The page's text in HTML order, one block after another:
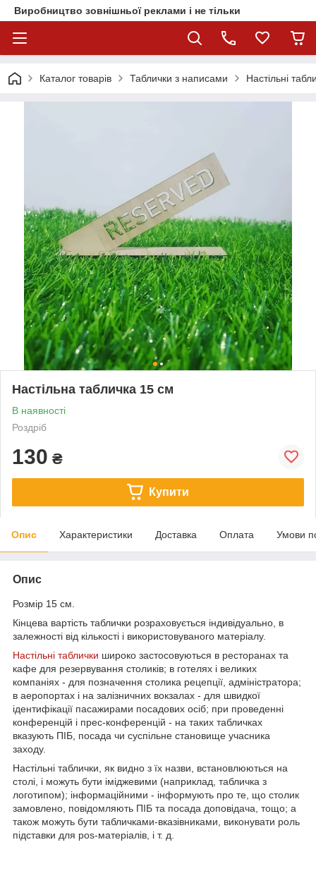
Виробництво зовнішньої реклами і не тільки
Каталог товарів Таблички з написами Настільні
Настільна табличка 15 см
В наявності
Роздріб
130 ₴
Купити
Опис Характеристики Доставка Оплата Умови
Опис
Розмір 15 см.
Кінцева вартість таблички розраховується індивідуально, в
залежності від кількості і використовуваного матеріалу.
Настільні таблички широко застосовуються в ресторанах та
кафе для резервування столиків; в готелях і великих
компаніях - для позначення столика рецепції, адміністратора;
в аеропортах і на залізничних вокзалах - для швидкої
ідентифікації пасажирами посадових осіб; при проведенні
конференцій і прес-конференцій - на таких табличках
вказують ПІБ, посада чи суспільне становище учасника
заходу.
Настільні таблички, як видно з їх назви, встановлюються на
столі, і можуть бути іміджевими (наприклад, табличка з
логотипом); інформаційними - інформують про те, що столик
замовлено, повідомляють ПІБ та посада доповідача, тощо; а
також можуть бути табличками-вказівниками, виконувати роль
підставки для pos-матеріалів, і т. д.